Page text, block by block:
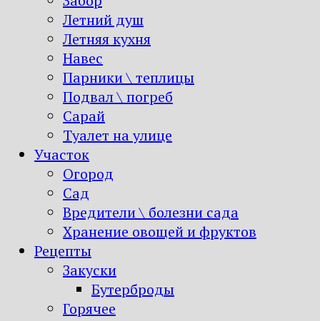
Летний душ
Летняя кухня
Навес
Парники \ теплицы
Подвал \ погреб
Сарай
Туалет на улице
Участок
Огород
Сад
Вредители \ болезни сада
Хранение овощей и фруктов
Рецепты
Закуски
Бутерброды
Горячее